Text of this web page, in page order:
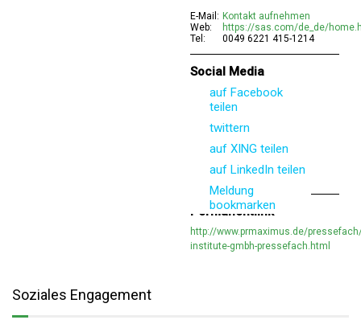
E-Mail: Kontakt aufnehmen
Web:
https://sas.com/de_de/
Tel:
0049 6221 415-1214
Social Media
auf Facebook
teilen
twittern
auf XING teilen
auf LinkedIn teilen
Meldung
bookmarken
Permanentlink
http://www.prmaximus.de/
institute-gmbh-pressefach.html
Soziales Engagement